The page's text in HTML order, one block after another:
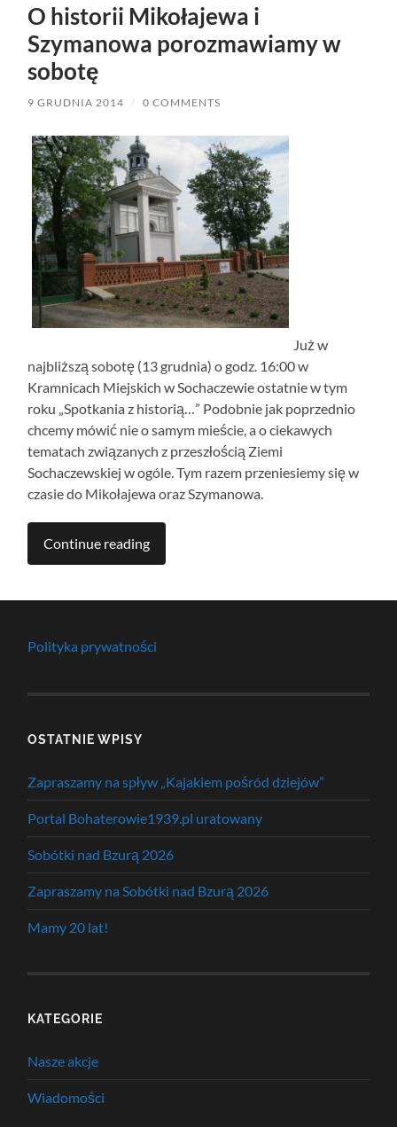
O historii Mikołajewa i
Szymanowa porozmawiamy w
sobotę
9 GRUDNIA 2014 / 0 COMMENTS
Już w
najbliższą sobotę (13 grudnia) o godz. 16:00 w
Kramnicach Miejskich w Sochaczewie ostatnie w tym
roku „Spotkania z historią…” Podobnie jak poprzednio
chcemy mówić nie o samym mieście, a o ciekawych
tematach związanych z przeszłością Ziemi
Sochaczewskiej w ogóle. Tym razem przeniesiemy się w
czasie do Mikołajewa oraz Szymanowa.
Continue reading
Polityka prywatności
OSTATNIE WPISY
Zapraszamy na spływ „Kajakiem pośród dziejów”
Portal Bohaterowie1939.pl uratowany
Sobótki nad Bzurą 2026
Zapraszamy na Sobótki nad Bzurą 2026
Mamy 20 lat!
KATEGORIE
Nasze akcje
Wiadomości